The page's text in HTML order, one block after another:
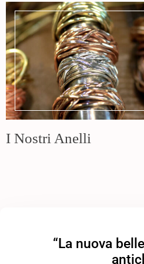
I Nostri Anelli
“La nuova